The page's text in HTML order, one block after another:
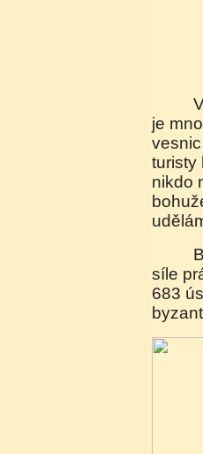
V okolí Tataouine, zejména
je
turisty
nikdo
Berbeři byli na vrcholu své vojenské a politické
síle
683